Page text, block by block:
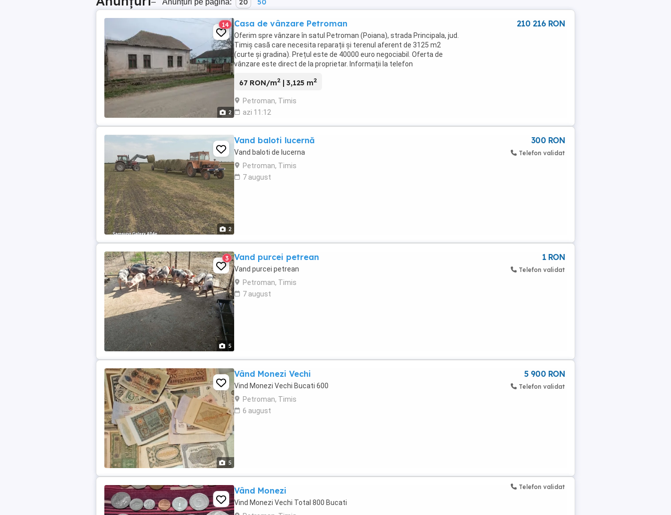
– Anunțuri pe pagină: 20 50
2
14 Casa de vânzare Petroman
Oferim spre vânzare în satul Petroman (Poiana), strada Principala, jud.
Timiș casă care necesita reparații și terenul aferent de 3125 m2
(curte și gradina). Prețul este de 40000 euro negociabil. Oferta de
vânzare este direct de la proprietar. Informații la telefon
67 RON/m2 | 3,125 m2
Petroman, Timis
azi 11:12
210 216 RON
2
Vand baloti lucernă
Vand baloti de lucerna
Petroman, Timis
7 august
300 RON
Telefon validat
5
3 Vand purcei petrean
Vand purcei petrean
Petroman, Timis
7 august
1 RON
Telefon validat
5
Vând Monezi Vechi
Vind Monezi Vechi Bucati 600
Petroman, Timis
6 august
5 900 RON
Telefon validat
Vând Monezi
Vind Monezi Vechi Total 800 Bucati
Telefon validat